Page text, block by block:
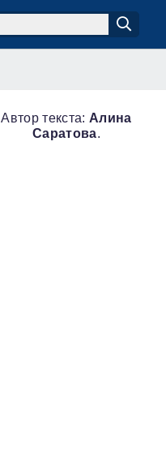
Автор текста: Алина
Саратова.